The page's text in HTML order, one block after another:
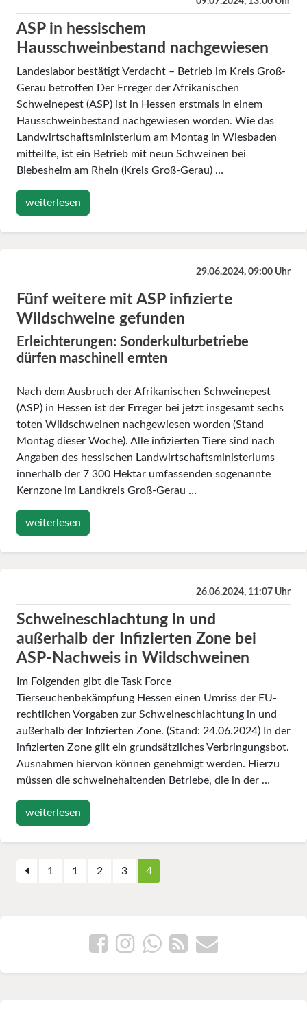
ASP in hessischem
Hausschweinbestand nachgewiesen
Landeslabor bestätigt Verdacht – Betrieb im Kreis Groß-
Gerau betroffen Der Erreger der Afrikanischen
Schweinepest (ASP) ist in Hessen erstmals in einem
Hausschweinbestand nachgewiesen worden. Wie das
Landwirtschaftsministerium am Montag in Wiesbaden
mitteilte, ist ein Betrieb mit neun Schweinen bei
Biebesheim am Rhein (Kreis Groß-Gerau) …
weiterlesen
29.06.2024, 09:00 Uhr
Fünf weitere mit ASP infizierte
Wildschweine gefunden
Erleichterungen: Sonderkulturbetriebe
dürfen maschinell ernten
Nach dem Ausbruch der Afrikanischen Schweinepest
(ASP) in Hessen ist der Erreger bei jetzt insgesamt sechs
toten Wildschweinen nachgewiesen worden (Stand
Montag dieser Woche). Alle infizierten Tiere sind nach
Angaben des hessischen Landwirtschaftsministeriums
innerhalb der 7 300 Hektar umfassenden sogenannte
Kernzone im Landkreis Groß-Gerau …
weiterlesen
26.06.2024, 11:07 Uhr
Schweineschlachtung in und
außerhalb der Infizierten Zone bei
ASP-Nachweis in Wildschweinen
Im Folgenden gibt die Task Force
Tierseuchenbekämpfung Hessen einen Umriss der EU-
rechtlichen Vorgaben zur Schweineschlachtung in und
außerhalb der Infizierten Zone. (Stand: 24.06.2024) In der
infizierten Zone gilt ein grundsätzliches Verbringungsbot.
Ausnahmen hiervon können genehmigt werden. Hierzu
müssen die schweinehaltenden Betriebe, die in der …
weiterlesen
1 1 2 3 4